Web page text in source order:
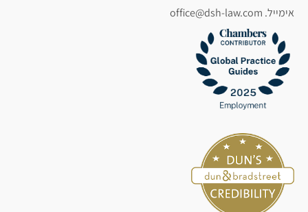
אימייל. office@dsh-law.com